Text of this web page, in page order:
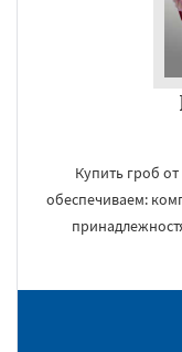
Купить гроб
обеспечиваем: